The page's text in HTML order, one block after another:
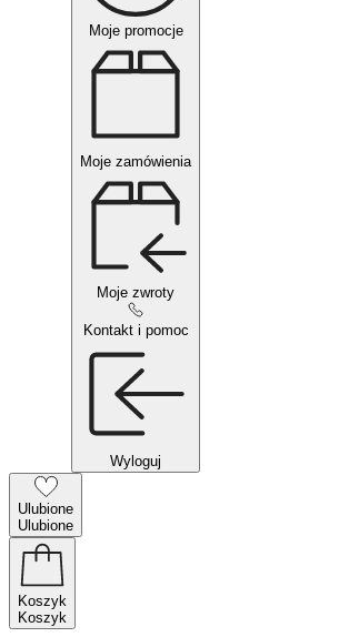
Moje promocje
Moje zamówienia
Moje zwroty
Kontakt i pomoc
Wyloguj
Ulubione
Ulubione
Koszyk
Koszyk